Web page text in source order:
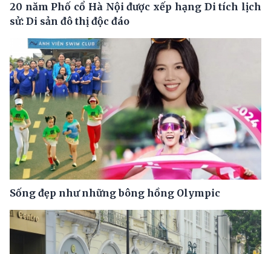
20 năm Phố cổ Hà Nội được xếp hạng Di tích lịch
sử: Di sản đô thị độc đáo
Sống đẹp như những bông hồng Olympic